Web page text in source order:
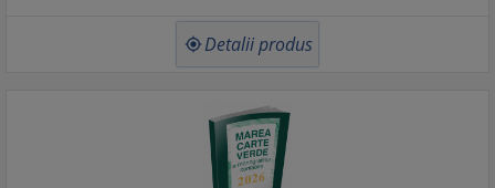
 Detalii produs